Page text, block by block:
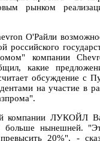
рынком
О'Райли
российского
компании
какие
обсуждение с
на участие в
компании ЛУКОЙЛ
нынешней.
20%", -